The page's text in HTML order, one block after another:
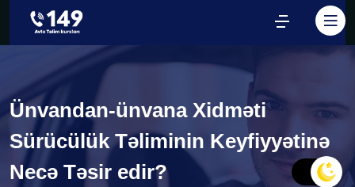
Ünvandan-ünvana Xidməti
Sürücülük Təliminin Keyfiyyətinə
Necə Təsir edir?